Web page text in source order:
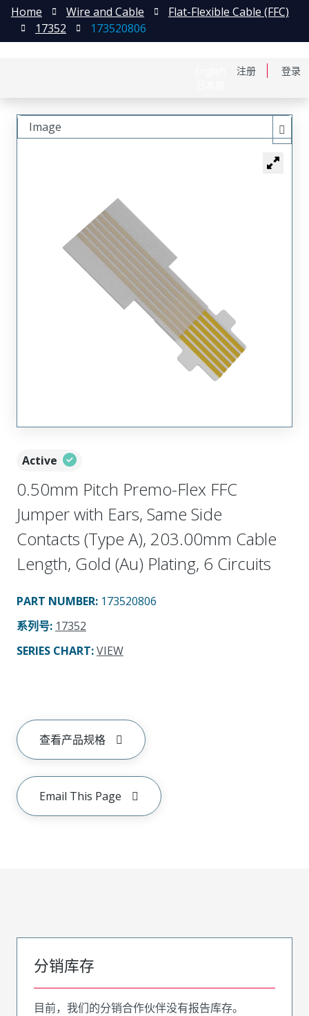
注册 登录
Home Wire and Cable
Flat-Flexible Cable (FFC)
17352
173520806
Active
0.50mm Pitch Premo-Flex FFC
Jumper with Ears, Same Side
Contacts (Type A), 203.00mm Cable
Length, Gold (Au) Plating, 6 Circuits
PART NUMBER: 173520806
系列号: 17352
SERIES CHART:VIEW
查看产品规格
Email This Page
Image
分销库存
目前，我们的分销合作伙伴没有报告库存。